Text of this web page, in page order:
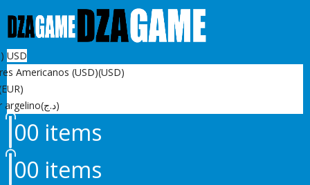
USD
Americanos (USD)(USD)
argelino
(د.ج)
00 items
00 items